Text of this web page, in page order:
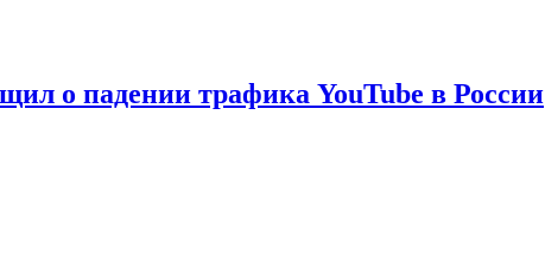
о падении трафика YouTube в России